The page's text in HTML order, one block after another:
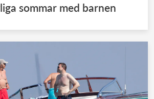
sommar med barnen